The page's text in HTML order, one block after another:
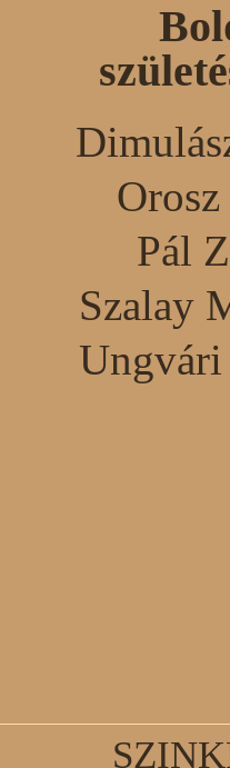
Pál
Szalay